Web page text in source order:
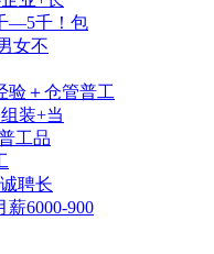
—5千！包
女不
验＋仓管普工
装+当
工品
聘长
6000-900